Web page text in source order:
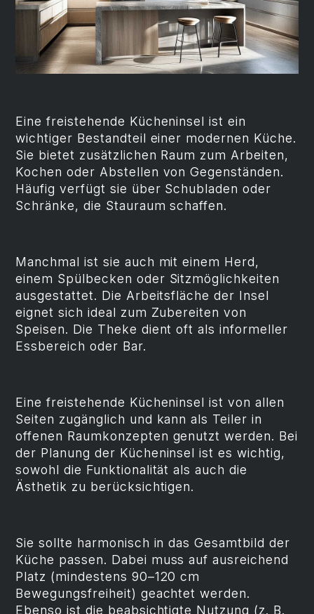
Eine freistehende Kücheninsel ist ein
wichtiger Bestandteil einer modernen Küche.
Sie bietet zusätzlichen Raum zum Arbeiten,
Kochen oder Abstellen von Gegenständen.
Häufig verfügt sie über Schubladen oder
Schränke, die Stauraum schaffen.
Manchmal ist sie auch mit einem Herd,
einem Spülbecken oder Sitzmöglichkeiten
ausgestattet. Die Arbeitsfläche der Insel
eignet sich ideal zum Zubereiten von
Speisen. Die Theke dient oft als informeller
Essbereich oder Bar.
Eine freistehende Kücheninsel ist von allen
Seiten zugänglich und kann als Teiler in
offenen Raumkonzepten genutzt werden. Bei
der Planung der Kücheninsel ist es wichtig,
sowohl die Funktionalität als auch die
Ästhetik zu berücksichtigen.
Sie sollte harmonisch in das Gesamtbild der
Küche passen. Dabei muss auf ausreichend
Platz (mindestens 90–120 cm
Bewegungsfreiheit) geachtet werden.
Ebenso ist die beabsichtigte Nutzung (z. B.